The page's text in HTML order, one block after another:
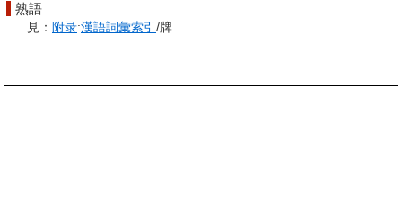
熟語
見： 附录:漢語詞彙索引 /牌